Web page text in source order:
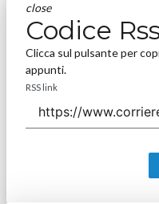
close
Codice
Clicca sul pulsante per
appunti.
RSS link